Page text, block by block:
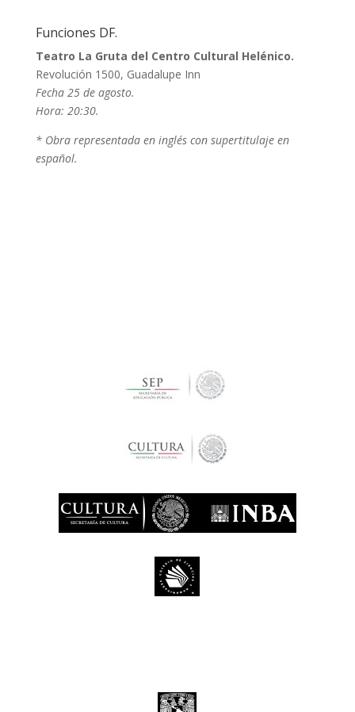
Funciones DF.
Teatro La Gruta del Centro Cultural Helénico.
Revolución 1500, Guadalupe Inn
Fecha 25 de agosto.
Hora: 20:30.
* Obra representada en inglés con supertitulaje en
español.